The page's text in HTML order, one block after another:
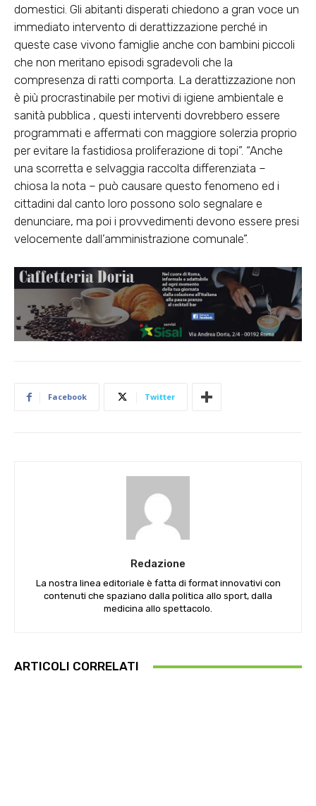
domestici. Gli abitanti disperati chiedono a gran voce un
immediato intervento di derattizzazione perché in
queste case vivono famiglie anche con bambini piccoli
che non meritano episodi sgradevoli che la
compresenza di ratti comporta. La derattizzazione non
è più procrastinabile per motivi di igiene ambientale e
sanità pubblica , questi interventi dovrebbero essere
programmati e affermati con maggiore solerzia proprio
per evitare la fastidiosa proliferazione di topi”. “Anche
una scorretta e selvaggia raccolta differenziata –
chiosa la nota – può causare questo fenomeno ed i
cittadini dal canto loro possono solo segnalare e
denunciare, ma poi i provvedimenti devono essere presi
velocemente dall’amministrazione comunale”.
Facebook Twitter
Redazione
La nostra linea editoriale è fatta di format innovativi con
contenuti che spaziano dalla politica allo sport, dalla
medicina allo spettacolo.
ARTICOLI CORRELATI